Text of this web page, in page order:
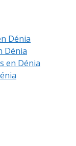
Dénia
Dénia
en Dénia